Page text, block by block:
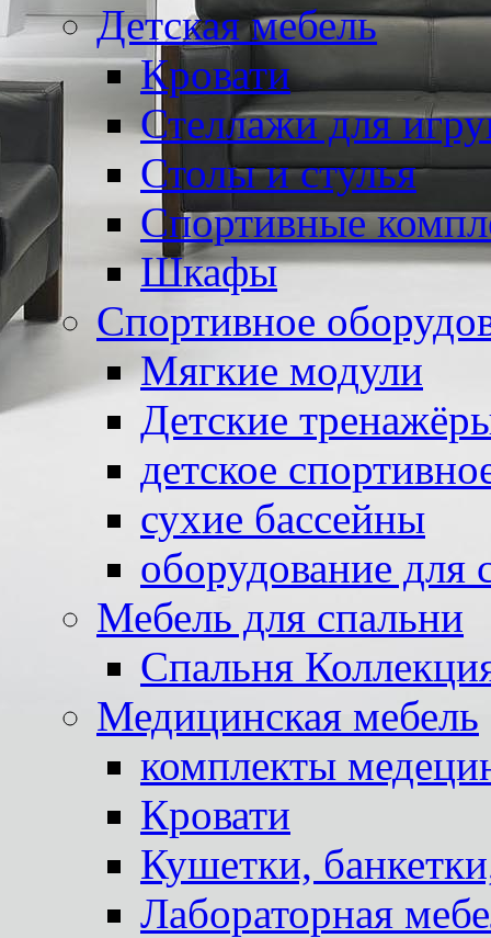
Детская мебель
Кровати
Стеллажи для
Столы и стулья
Спортивные
Шкафы
Спортивное
Мягкие модули
Детские
детское
сухие бассейны
оборудование для
Мебель для спальни
Спальня
Медицинская мебель
комплекты
Кровати
Кушетки,
Лабораторная